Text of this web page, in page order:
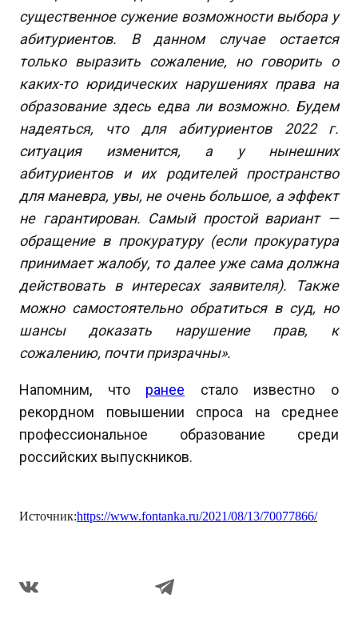
существенное сужение возможности выбора у
абитуриентов. В данном случае остается
только выразить сожаление, но говорить о
каких-то юридических нарушениях права на
образование здесь едва ли возможно. Будем
надеяться, что для абитуриентов 2022 г.
ситуация изменится, а у нынешних
абитуриентов и их родителей пространство
для маневра, увы, не очень большое, а эффект
не гарантирован. Самый простой вариант —
обращение в прокуратуру (если прокуратура
принимает жалобу, то далее уже сама должна
действовать в интересах заявителя). Также
можно самостоятельно обратиться в суд, но
шансы доказать нарушение прав, к
сожалению, почти призрачны».
Напомним, что ранее стало известно о
рекордном повышении спроса на среднее
профессиональное образование среди
российских выпускников.
Источник:https://www.fontanka.ru/2021/08/13/70077866/